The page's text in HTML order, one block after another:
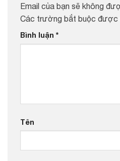
Email của bạn sẽ không
Các trường bắt buộc được
Bình luận *
Tên